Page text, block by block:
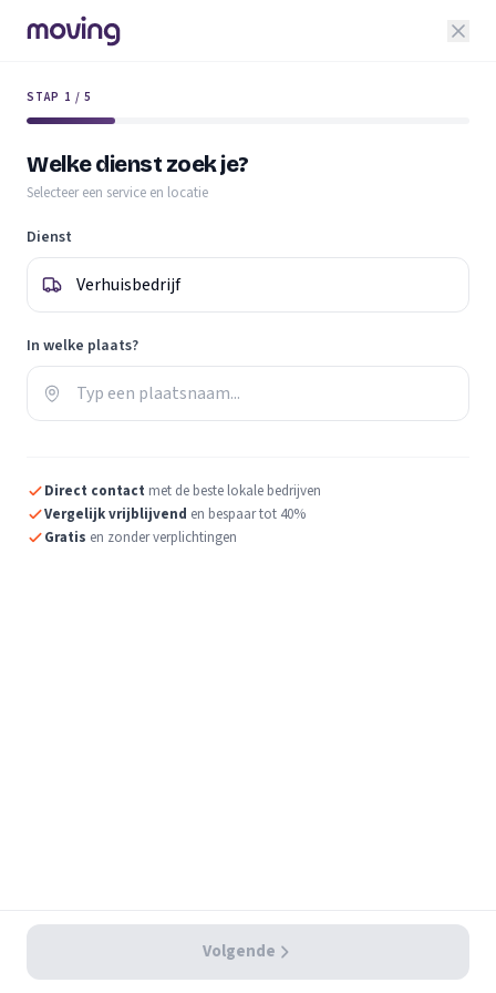
STAP 1 / 5
Welke dienst zoek je?
Selecteer een service en locatie
Dienst
In welke plaats?
Volgende
Direct contact met de beste lokale bedrijven
Vergelijk vrijblijvend en bespaar tot 40%
Gratis en zonder verplichtingen